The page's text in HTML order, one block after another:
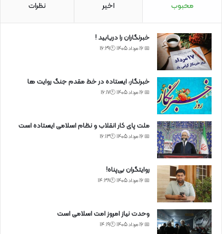
محبوب اخیر نظرات
خبرنگاران را دریابید !
📅 16 مرداد 1405 🕙16:29
خبرنگار، ایستاده در خط مقدم جنگ روایت ها
📅 16 مرداد 1405 🕙16:17
ملت پای کار انقلاب و نظام اسلامی ایستاده است
📅 16 مرداد 1405 🕙16:13
روایتگران بی‌پناه!
📅 16 مرداد 1405 🕙14:38
وحدت نیاز امروز امت اسلامی است
📅 16 مرداد 1405 🕙14:19